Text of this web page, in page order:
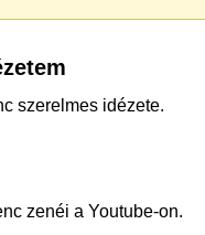
szerelmes idézete.
zenéi a Youtube-on.